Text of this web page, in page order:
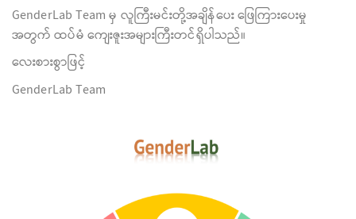
GenderLab Team မှ လူကြီးမင်းတို့အချိန်ပေး ဖြေကြားပေးမှု
အတွက် ထပ်မံ ကျေးဇူးအများကြီးတင်ရှိပါသည်။
လေးစားစွာဖြင့်
GenderLab Team